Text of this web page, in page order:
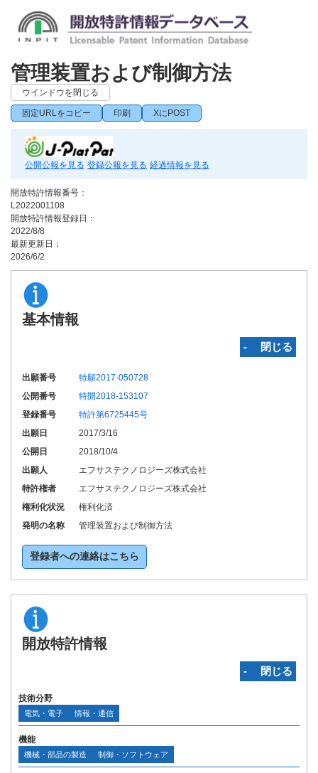
管理装置および制御方法
ウインドウを閉じる
固定URLをコピー 印刷 XにPOST
公開公報を見る 登録公報を見る 経過情報を見る
開放特許情報番号：
L2022001108
開放特許情報登録日：
2022/8/8
最新更新日：
2026/6/2
基本情報
‐ 閉じる
出願番号
特願2017-050728
公開番号
特開2018-153107
登録番号
特許第6725445号
出願日
2017/3/16
公開日
2018/10/4
出願人
エフサステクノロジーズ株式会社
特許権者
エフサステクノロジーズ株式会社
権利化状況
権利化済
発明の名称
管理装置および制御方法
登録者への連絡はこちら
開放特許情報
‐ 閉じる
技術分野
電気・電子 情報・通信
機能
機械・部品の製造 制御・ソフトウェア